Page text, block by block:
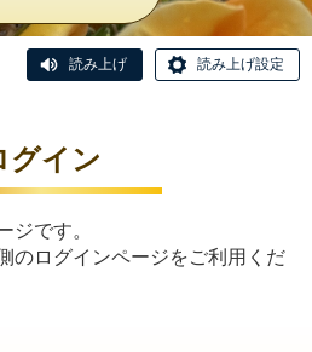
読み上げ 読み上げ設定
グイン
ジです。
のログインページをご利用くだ